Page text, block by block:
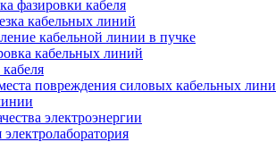
фазировки кабеля
кабельных линий
кабельной линии в пучке
кабельных линий
повреждения силовых кабельных
электроэнергии